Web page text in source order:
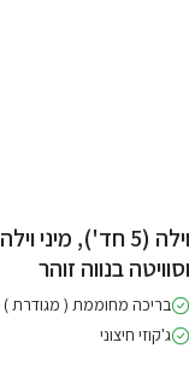
וילה (5 חד'), מיני וילה
וסוויטה בנווה זוהר
בריכה מחוממת ( מגודרת )
ג'קוזי חיצוני